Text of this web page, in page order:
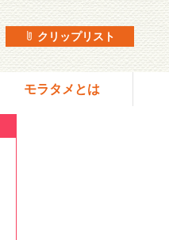
クリップリスト
モラタメとは